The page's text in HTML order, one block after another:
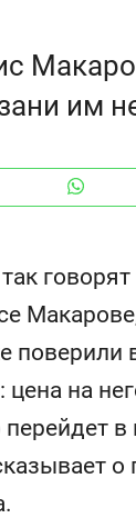
им
поверили
цена на